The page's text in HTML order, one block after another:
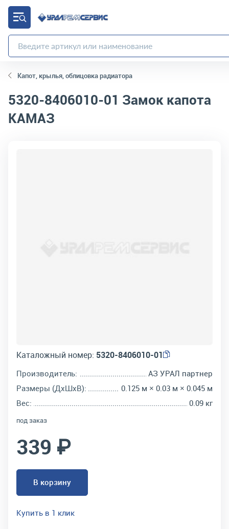
Капот, крылья, облицовка радиатора
5320-8406010-01 Замок капота
КАМАЗ
Каталожный номер: 5320-8406010-01
Производитель:
АЗ УРАЛ партнер
Размеры (ДхШхВ):
0.125 м × 0.03 м × 0.045 м
Вес:
0.09 кг
под заказ
339 ₽
В корзину
Купить в 1 клик